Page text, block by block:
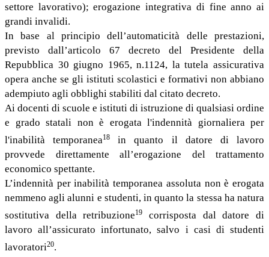
settore lavorativo); erogazione integrativa di fine anno ai
grandi invalidi.
In base al principio dell’automaticità delle prestazioni,
previsto dall’articolo 67 decreto del Presidente della
Repubblica 30 giugno 1965, n.1124, la tutela assicurativa
opera anche se gli istituti scolastici e formativi non abbiano
adempiuto agli obblighi stabiliti dal citato decreto.
Ai docenti di scuole e istituti di istruzione di qualsiasi ordine
e grado statali non è erogata l'indennità giornaliera per
l'inabilità temporanea18
in quanto il datore di lavoro
provvede direttamente all’erogazione del trattamento
economico spettante.
L’indennità per inabilità temporanea assoluta non è erogata
nemmeno agli alunni e studenti, in quanto la stessa ha natura
sostitutiva della retribuzione19
corrisposta dal datore di
lavoro all’assicurato infortunato, salvo i casi di studenti
lavoratori20.